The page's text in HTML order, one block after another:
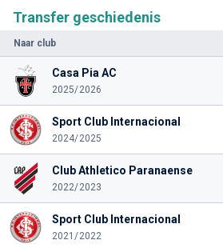
Transfer geschiedenis
Naar club
Casa Pia AC
2025/2026
Sport Club Internacional
2024/2025
Club Athletico Paranaense
2022/2023
Sport Club Internacional
2021/2022